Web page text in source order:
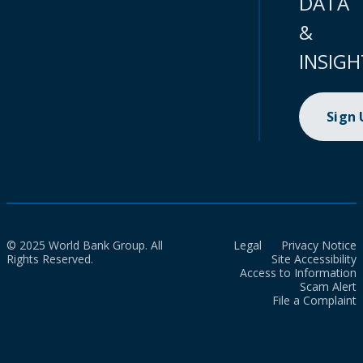
&
Sign
© 2025 World Bank Group. All
Rights Reserved.
Legal
Privacy Notice
Site Accessibility
Access to Information
Scam Alert
File a Complaint